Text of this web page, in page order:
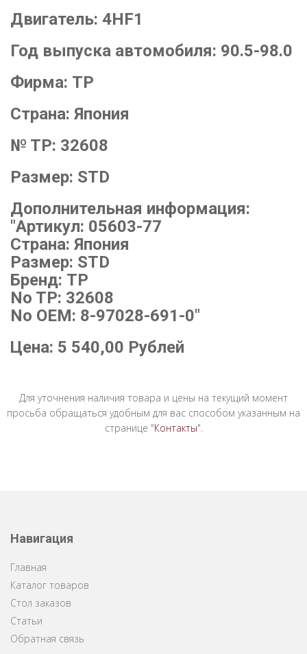
Двигатель: 4HF1
Год выпуска автомобиля: 90.5-98.0
Фирма: TP
Страна: Япония
№ TP: 32608
Размер: STD
Дополнительная информация:
"Артикул: 05603-77
Страна: Япония
Размер: STD
Бренд: TP
No TP: 32608
No OEM: 8-97028-691-0"
Цена: 5 540,00 Рублей
Для уточнения наличия товара и цены на текущий момент
просьба обращаться удобным для вас способом указанным на
странице "Контакты".
Навигация
Главная
Каталог товаров
Стол заказов
Статьи
Обратная связь